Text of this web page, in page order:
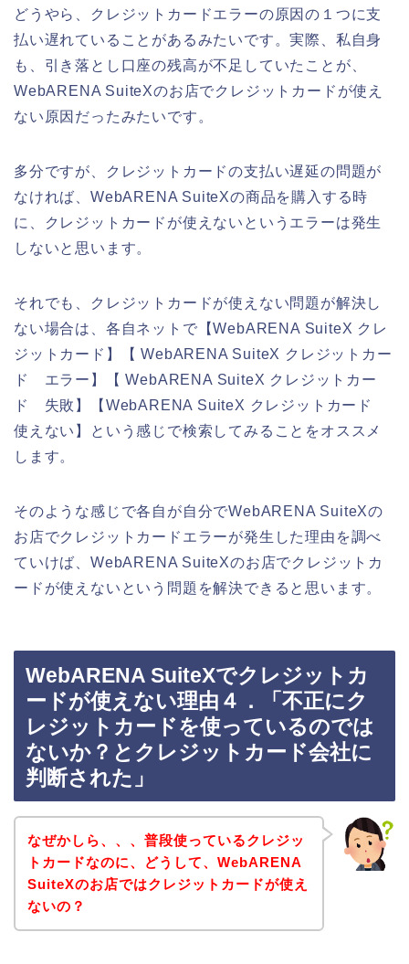
どうやら、クレジットカードエラーの原因の１つに支
払い遅れていることがあるみたいです。実際、私自身
も、引き落とし口座の残高が不足していたことが、
WebARENA SuiteXのお店でクレジットカードが使え
ない原因だったみたいです。
多分ですが、クレジットカードの支払い遅延の問題が
なければ、WebARENA SuiteXの商品を購入する時
に、クレジットカードが使えないというエラーは発生
しないと思います。
それでも、クレジットカードが使えない問題が解決し
ない場合は、各自ネットで【WebARENA SuiteX クレ
ジットカード】【 WebARENA SuiteX クレジットカー
ド エラー】【 WebARENA SuiteX クレジットカー
ド 失敗】【WebARENA SuiteX クレジットカード
使えない】という感じで検索してみることをオススメ
します。
そのような感じで各自が自分でWebARENA SuiteXの
お店でクレジットカードエラーが発生した理由を調べ
ていけば、WebARENA SuiteXのお店でクレジットカ
ードが使えないという問題を解決できると思います。
WebARENA SuiteXでクレジットカ
ードが使えない理由４．「不正にク
レジットカードを使っているのでは
ないか？とクレジットカード会社に
判断された」
なぜかしら、、、普段使っているクレジッ
トカードなのに、どうして、WebARENA
SuiteXのお店ではクレジットカードが使え
ないの？